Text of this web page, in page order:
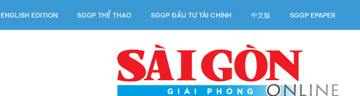
ENGLISH EDITION SGGP THỂ THAO SGGP ĐẦU TƯ TÀI CHÍNH 中文版 SGGP EPAPER